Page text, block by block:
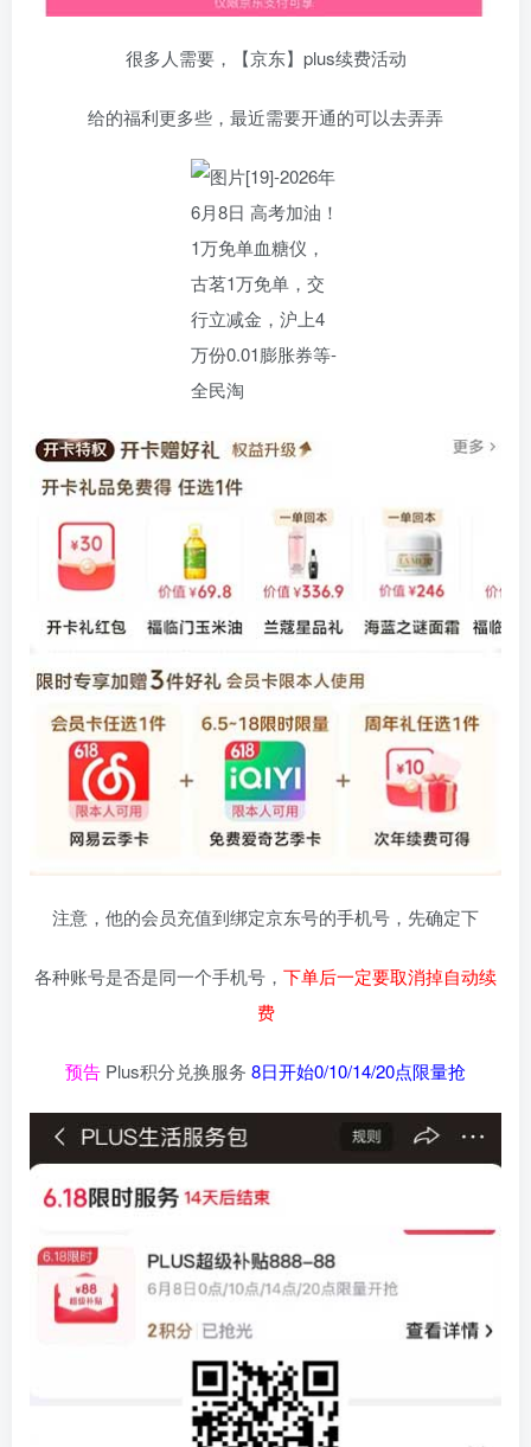
很多人需要，【京东】plus续费活动
给的福利更多些，最近需要开通的可以去弄弄
注意，他的会员充值到绑定京东号的手机号，先确定下
各种账号是否是同一个手机号， 下单后一定要取消掉自动续
费
预告 Plus积分兑换服务 8日开始0/10/14/20点限量抢